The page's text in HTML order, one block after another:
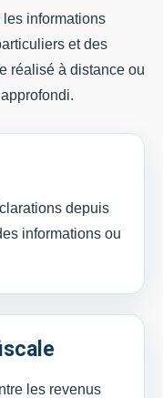
les informations
et des
réalisé à distance ou
depuis
informations ou
les revenus